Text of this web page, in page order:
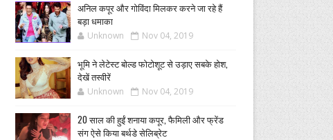
अनिल कपूर और गोविंदा मिलकर करने जा रहे हैं
बड़ा धमाका
Unknown Nov 04, 2019
भूमि ने लेटेस्ट बोल्ड फोटोशूट से उड़ाए सबके होश,
देखें तस्वीरें
Unknown Nov 04, 2019
20 साल की हुईं शनाया कपूर, फैमिली और फ्रेंड
संग ऐसे किया बर्थडे सेलिब्रेट